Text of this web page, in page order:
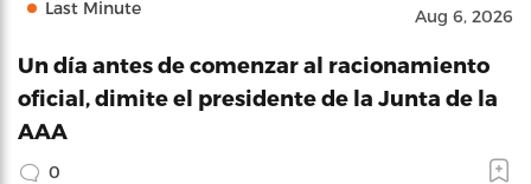
Last Minute Aug 6, 2026
Un día antes de comenzar al racionamiento
oficial, dimite el presidente de la Junta de la
AAA
0